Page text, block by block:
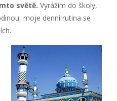
světě. Vyrážím do školy,
moje denní rutina se